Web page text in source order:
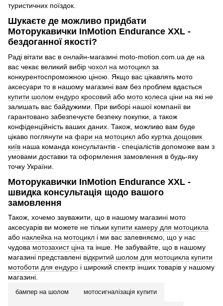
туристичних поїздок.
Шукаєте де можливо придбати
Моторукавички InMotion Endurance XXL -
бездоганної якості?
Раді вітати вас в онлайн-магазині moto-motion.com.ua де на
вас чекає великий вибір чохол на мотоцикл за
конкурентоспроможною ціною. Якщо вас цікавлять мото
аксесуари то в нашому магазині вам без проблем вдасться
купити шолом ендуро кросовий або мото колеса ціни на які не
залишать вас байдужими. При виборі нашої компанії ви
гарантовано забезпечуєте безпеку покупки, а також
конфіденційність ваших даних. Також, можливо вам буде
цікаво поглянути на фари на мотоцикл або куртка дощовик
київ наша команда консультантів - спеціалістів допоможе вам з
умовами доставки та оформлення замовлення в будь-яку
точку України.
Моторукавички InMotion Endurance XXL -
швидка консультація щодо вашого
замовлення
Також, хочемо зауважити, що в нашому магазині мото
аксесуарів ви можете не тільки купити камеру для мотоцикла
або наклейка на мотоцикл і ми вас запевняємо, що у нас
чудова мотозахист ціна та інше. Не забувайте, що в нашому
магазині представлені відкритий шолом для мотоцикла купити
мотоботи для ендуро і широкий спектр інших товарів у нашому
магазині.
бампер на шолом мотосигналізація купити